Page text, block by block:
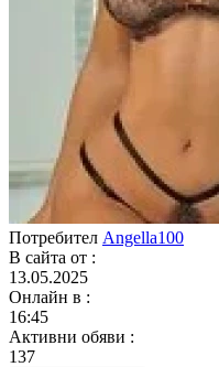
Потребител Angella100
В сайта от :
13.05.2025
Онлайн в :
16:45
Активни обяви :
137